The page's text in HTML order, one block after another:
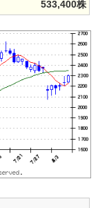
533,400株